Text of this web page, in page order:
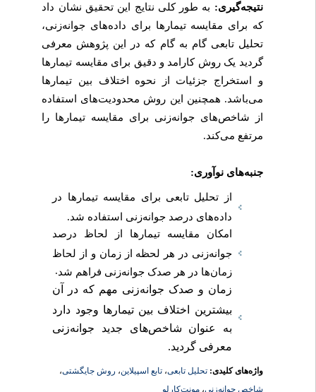
نتیجه‌گیری:به طور کلی نتایج این تحقیق نشان داد
که برای مقایسه تیمارها برای داده‌های جوانه‌زنی،
تحلیل تابعی گام به گام که در این پژوهش معرفی
گردید یک روش کارامد و دقیق برای مقایسه تیمارها
و استخراج جزئیات از نحوه اختلاف بین تیمارها
می‌باشد. همچنین این روش محدودیت‌های استفاده
از شاخص‌های جوانه‌زنی برای مقایسه تیمارها را
مرتفع می‌کند.
جنبه‌های نوآوری:
از تحلیل تابعی برای مقایسه تیمارها در
داده‌های درصد جوانه‌زنی استفاده شد.
امکان مقایسه تیمارها از لحاظ درصد
جوانه‌زنی در هر لحظه از زمان و از لحاظ
زمان‌ها در هر صدک جوانه‌زنی فراهم شد.
زمان و صدک جوانه‌زنی مهم که در آن
بیشترین اختلاف بین تیمارها وجود دارد
به عنوان شاخص‌های جدید جوانه‌زنی
معرفی گردید.
واژه‌های کلیدی:تحلیل تابعی، تابع اسپیلاین،روش جایگشتی،
شاخص جوانه‌زنی، مونت‌کارلو